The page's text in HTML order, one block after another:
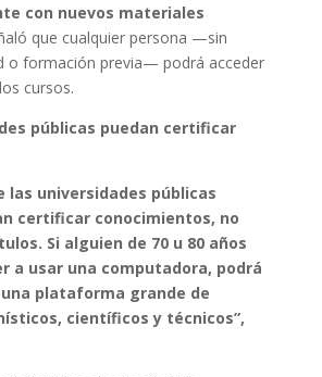
con nuevos materiales
que cualquier persona —sin
o formación previa— podrá acceder
cursos.
públicas puedan certificar
las universidades públicas
certificar conocimientos, no
Si alguien de 70 u 80 años
a usar una computadora, podrá
una plataforma grande de
científicos y técnicos”,